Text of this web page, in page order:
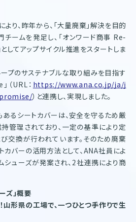
り、昨年から、「大量廃棄」解決を目的
ームを発足し、「オンワード商事 Re-
してアップサイクル推進をスタートしま
プのサステナブルな取り組みを目指す
（URL： https://www.ana.co.jp/ja/j
）と連携し、実現しました。
るシートカバーは、安全を守るため厳
管理されており、一定の基準により定
交換が行われています。そのため廃棄
カバーの活用方法として、ANA社員によ
ューズが発案され、2社連携により商
ズ」概要
山形県の工場で、一つひとつ手作りで生